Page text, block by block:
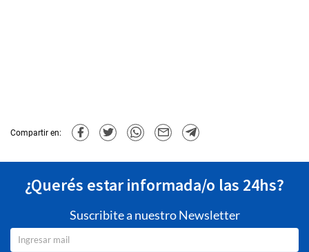
Compartir en:
¿Querés estar informada/o las 24hs?
Suscribite a nuestro Newsletter